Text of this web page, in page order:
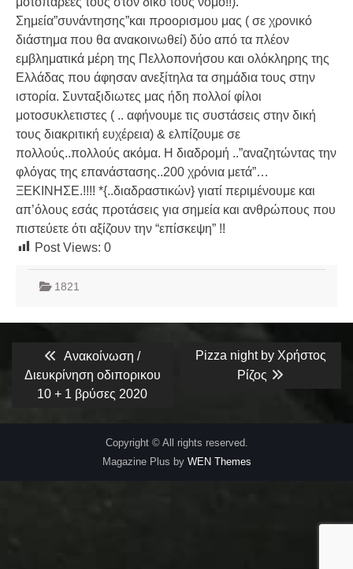
Σημεία”συνάντησης”και προορισμου μας ( σε χρονικό
διάστημα που θα ανακοινωθεί) δύο από τα πλέον
εμβληματικά μέρη της Πελλοπονήσου και ολόκληρης της
Ελλάδας που άφησαν ανεξίτηλα τα σημάδια τους στην
ιστορία. Συνταξιδιωτες μας ήδη πολλοί φίλοι
μοτοσυκλετιστες ( .. αφήνουμε τις συστάσεις στην δική
τους διακριτική ευχέρεια) & ελπίζουμε σε
πολλούς..πολλούς ακόμα. Η διαδρομή ..”αναζητώντας την
φλόγας της επανάστασης..200 χρόνια μετά”…
ΞΕΚΙΝΗΣΕ.!!!! *{..διαδραστικών} γιατί περιμένουμε και
απ’όλους εσάς προτάσεις για σημεία και ανθρώπους που
πιστεύετε ότι αξίζουν την “επίσκεψη” !!
Post Views: 0
1821
Πλοήγηση
άρθρων
Previous
post:
Ανακοίνωση /
Διευκρίνηση οδιπορικου
10 + 1 βρύσες 2020
Next
Pizza night by Χρήστος
Ρίζος
Copyright © All rights reserved.
Magazine Plus by WEN Themes